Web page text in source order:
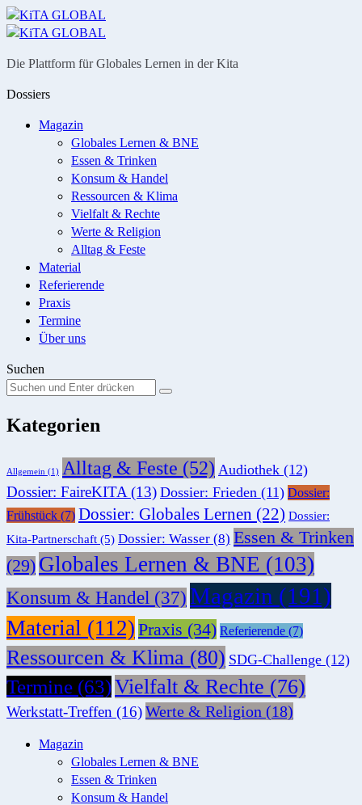
Menü
Suche
Die Plattform für Globales Lernen in der Kita
Dossiers
Magazin
Globales Lernen & BNE
Essen & Trinken
Konsum & Handel
Ressourcen & Klima
Vielfalt & Rechte
Werte & Religion
Alltag & Feste
Material
Referierende
Praxis
Termine
Über uns
Suchen
Suchen
nach:
Suche
Kategorien
Allgemein (1) Alltag & Feste (52) Audiothek (12)
Dossier: FaireKITA (13) Dossier: Frieden (11) Dossier:
Frühstück (7) Dossier: Globales Lernen (22) Dossier:
Kita-Partnerschaft (5) Dossier: Wasser (8) Essen & Trinken
(29) Globales Lernen & BNE (103)
Konsum & Handel (37) Magazin (191)
Material (112) Praxis (34) Referierende (7)
Ressourcen & Klima (80) SDG-Challenge (12)
Termine (63)Vielfalt & Rechte (76)
Werkstatt-Treffen (16)Werte & Religion (18)
Magazin
Globales Lernen & BNE
Essen & Trinken
Konsum & Handel